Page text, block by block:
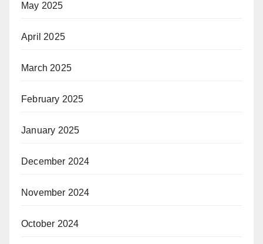
May 2025
April 2025
March 2025
February 2025
January 2025
December 2024
November 2024
October 2024